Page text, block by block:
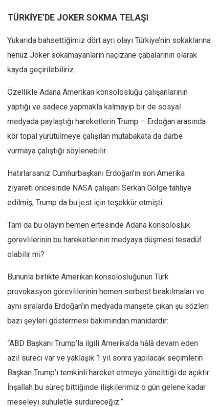
Düşünce
Dosyalar
TÜRKİYE’DE JOKER SOKMA TELAŞI
Yukarıda bahsettiğimiz dört ayrı olayı Türkiye’nin sokaklarına
henüz Joker sokamayanların naçizane çabalarının olarak
kayda geçirilebiliriz.
Özellikle Adana Amerikan konsolosluğu çalışanlarının
yaptığı ve sadece yapmakla kalmayıp bir de sosyal
medyada paylaştığı hareketlerin Trump – Erdoğan arasında
kör topal yürütülmeye çalışılan mutabakata da darbe
vurmaya çalıştığı söylenebilir.
Hatırlarsanız Cumhurbaşkanı Erdoğan’ın son Amerika
ziyareti öncesinde NASA çalışanı Serkan Gölge tahliye
edilmiş, Trump da bu jest için teşekkür etmişti.
Tam da bu olayın hemen ertesinde Adana konsolosluk
görevlilerinin bu hareketlerinin medyaya düşmesi tesadüf
olabilir mi?
Bununla birlikte Amerikan konsolosluğunun Türk
provokasyon görevlilerinin hemen serbest bırakılmaları ve
aynı sıralarda Erdoğan’ın medyada manşete çıkan şu sözleri
bazı şeyleri göstermesi bakımından manidardır:
“ABD Başkanı Trump’la ilgili Amerika’da hâlâ devam eden
azil süreci var ve yaklaşık 1 yıl sonra yapılacak seçimlerin
Başkan Trump’ı temkinli hareket etmeye yönelttiği de açıktır.
İnşallah bu süreç bittiğinde ilişkilerimiz o gün gelene kadar
meseleyi suhuletle sürdüreceğiz.”